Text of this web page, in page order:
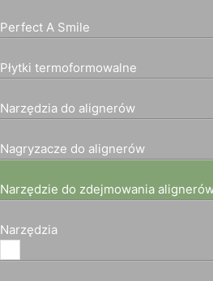
Perfect A Smile
Płytki termoformowalne
Narzędzia do alignerów
Nagryzacze do alignerów
Narzędzie do zdejmowania
Narzędzia